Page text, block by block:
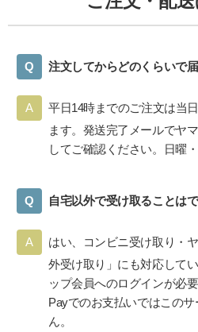
注文してからどのくらいで
平日14時までのご注文は当
ます。発送完了メールでヤ
してご確認ください。日曜
自宅以外で受け取ることは
はい、コンビニ受け取り・
外受け取り」にも対応して
ップ会員へのログインが必
Payでのお支払いではこの
ん。